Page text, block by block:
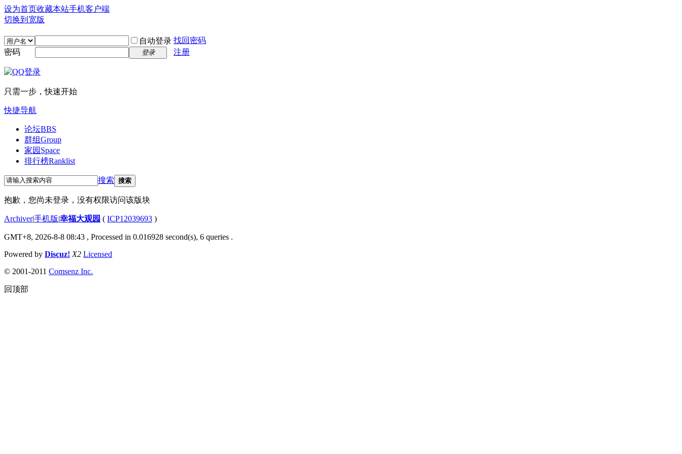
设为首页收藏本站手机客户端
切换到宽版
自动登录 找回密码
密码
登录 注册
只需一步，快速开始
快捷导航
论坛BBS
群组Group
家园 Space
排行榜Ranklist
搜索 搜索
抱歉，您尚未登录，没有权限访问该版块
Archiver|手机版|幸福大观园 ( ICP12039693 )
GMT+8, 2026-8-8 08:43 , Processed in 0.016928 second(s), 6 queries .
Powered by Discuz! X2 Licensed
© 2001-2011 Comsenz Inc.
回顶部